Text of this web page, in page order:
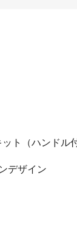
ト（ハンドル
デザイン